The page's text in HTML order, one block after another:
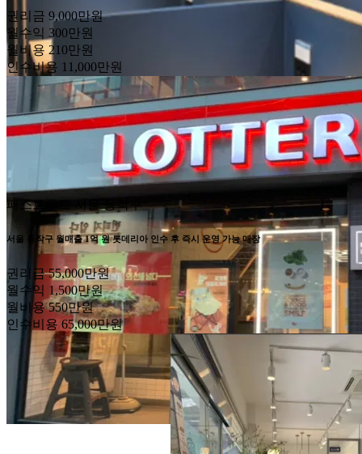
권리금 9,000만원
월수익 300만원
월비용 210만원
인수비용 11,000만원
패스트푸드 서울 동작구
서울 동작구 월매출 1억 원 롯데리아 인수 후 즉시 운영 가능 매장
권리금 55,000만원
월수익 1,500만원
월비용 550만원
인수비용 65,000만원